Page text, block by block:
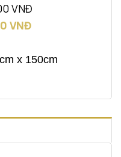
VNĐ
VNĐ
x 150cm